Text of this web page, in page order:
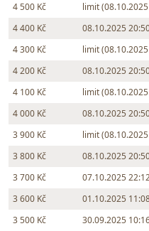
4 500 Kč
limit
4 400 Kč
08.10.2025
4 300 Kč
limit
4 200 Kč
08.10.2025
4 100 Kč
limit
4 000 Kč
08.10.2025
3 900 Kč
limit
3 800 Kč
08.10.2025
3 700 Kč
07.10.2025
3 600 Kč
01.10.2025
3 500 Kč
30.09.2025